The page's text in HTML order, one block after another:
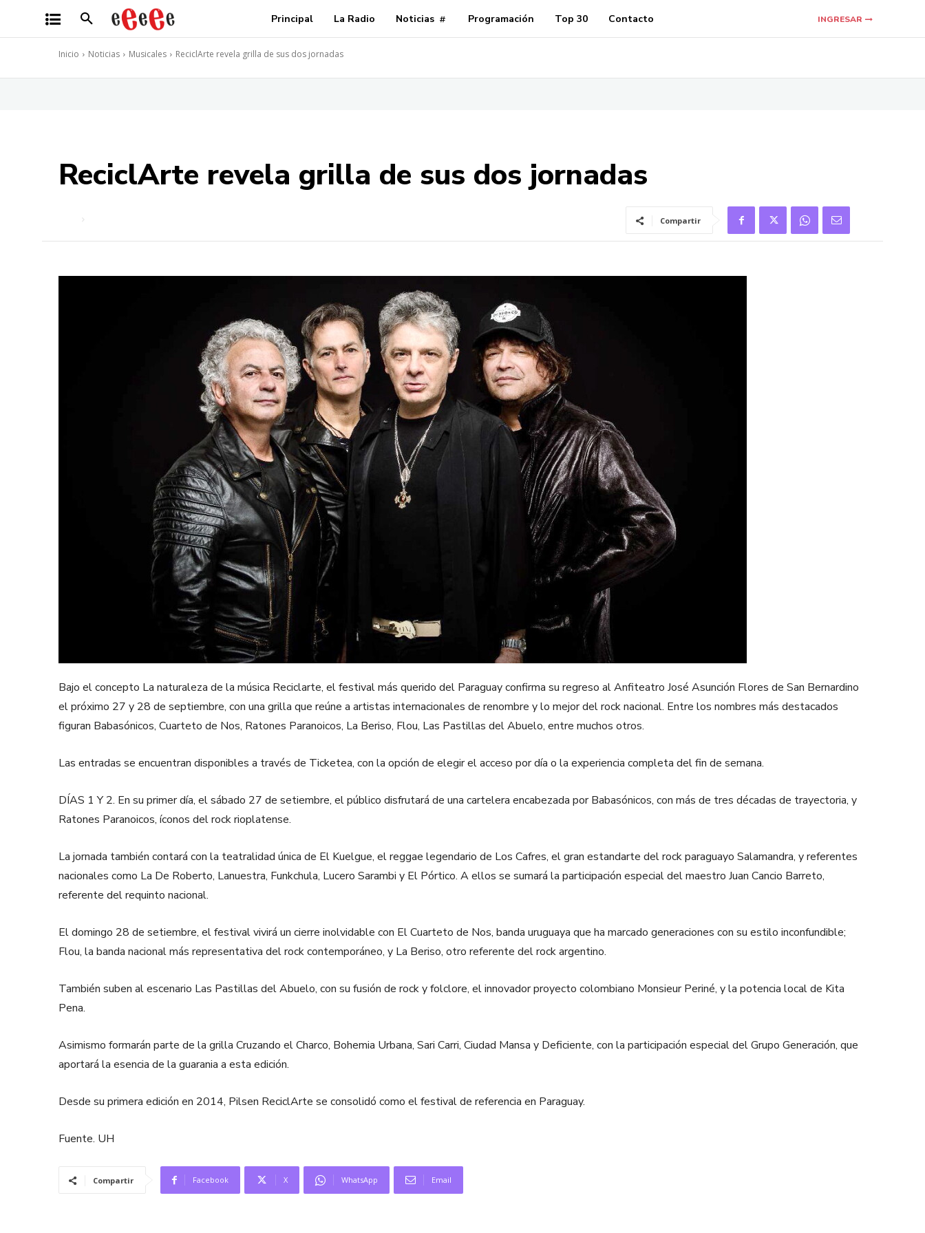
Principal La Radio Noticias Programación Top 30 Contacto INGRESAR
Inicio Noticias Musicales ReciclArte revela grilla de sus dos jornadas
ReciclArte revela grilla de sus dos jornadas
Compartir
Bajo el concepto La naturaleza de la música Reciclarte, el festival más querido del Paraguay confirma su regreso al Anfiteatro José Asunción Flores de San Bernardino
el próximo 27 y 28 de septiembre, con una grilla que reúne a artistas internacionales de renombre y lo mejor del rock nacional. Entre los nombres más destacados
figuran Babasónicos, Cuarteto de Nos, Ratones Paranoicos, La Beriso, Flou, Las Pastillas del Abuelo, entre muchos otros.
Las entradas se encuentran disponibles a través de Ticketea, con la opción de elegir el acceso por día o la experiencia completa del fin de semana.
DÍAS 1 Y 2. En su primer día, el sábado 27 de setiembre, el público disfrutará de una cartelera encabezada por Babasónicos, con más de tres décadas de trayectoria, y
Ratones Paranoicos, íconos del rock rioplatense.
La jornada también contará con la teatralidad única de El Kuelgue, el reggae legendario de Los Cafres, el gran estandarte del rock paraguayo Salamandra, y referentes
nacionales como La De Roberto, Lanuestra, Funkchula, Lucero Sarambi y El Pórtico. A ellos se sumará la participación especial del maestro Juan Cancio Barreto,
referente del requinto nacional.
El domingo 28 de setiembre, el festival vivirá un cierre inolvidable con El Cuarteto de Nos, banda uruguaya que ha marcado generaciones con su estilo inconfundible;
Flou, la banda nacional más representativa del rock contemporáneo, y La Beriso, otro referente del rock argentino.
También suben al escenario Las Pastillas del Abuelo, con su fusión de rock y folclore, el innovador proyecto colombiano Monsieur Periné, y la potencia local de Kita
Pena.
Asimismo formarán parte de la grilla Cruzando el Charco, Bohemia Urbana, Sari Carri, Ciudad Mansa y Deficiente, con la participación especial del Grupo Generación, que
aportará la esencia de la guarania a esta edición.
Desde su primera edición en 2014, Pilsen ReciclArte se consolidó como el festival de referencia en Paraguay.
Fuente. UH
Compartir Facebook X WhatsApp Email